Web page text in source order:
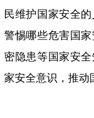
民维护国家安全
警惕哪些危害国
密隐患等国家安
家安全意识，推动